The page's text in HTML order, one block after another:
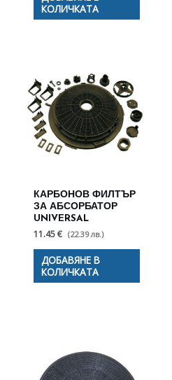
КОЛИЧКАТА
КАРБОНОВ ФИЛТЪР
ЗА АБСОРБАТОР
UNIVERSAL
11.45 € (22.39 лв.)
ДОБАВЯНЕ В
КОЛИЧКАТА